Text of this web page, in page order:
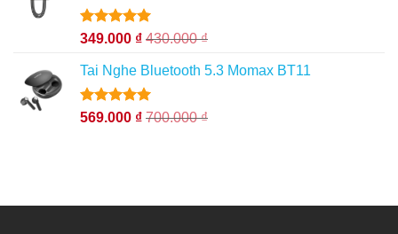
Được xếp
5 sao
349.000 ₫ 430.000₫
Tai Nghe Bluetooth 5.3 Momax BT11
Được xếp
569.000 ₫ 700.000₫